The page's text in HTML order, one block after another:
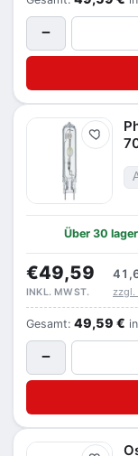
−
Merken
Über 30
€49,59
INKL. MWST. zzgl.
Gesamt: 49,59 €
−